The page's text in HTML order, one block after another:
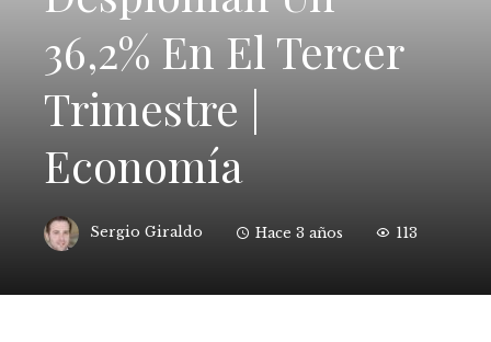
36,2% En El Tercer
Trimestre |
Economía
Sergio Giraldo Hace 3 años 113